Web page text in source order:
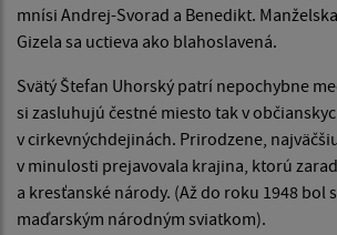
mnísi Andrej-Svorad a Benedikt.
Gizela sa uctieva ako blahoslavená.
Svätý Štefan Uhorský patrí nepochybne
si zasluhujú čestné miesto tak v
v cirkevnýchdejinách. Prirodzene,
v minulosti prejavovala krajina, ktorú
a kresťanské národy. (Až do roku 1948 bol
maďarským národným sviatkom).